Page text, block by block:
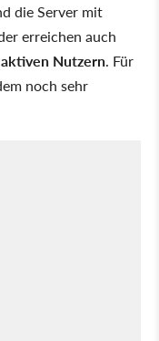
die Server mit
erreichen auch
Nutzern. Für
noch sehr